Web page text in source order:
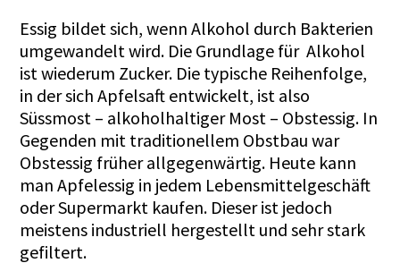
Essig bildet sich, wenn Alkohol durch Bakterien
umgewandelt wird. Die Grundlage für Alkohol
ist wiederum Zucker. Die typische Reihenfolge,
in der sich Apfelsaft entwickelt, ist also
Süssmost – alkoholhaltiger Most – Obstessig. In
Gegenden mit traditionellem Obstbau war
Obstessig früher allgegenwärtig. Heute kann
man Apfelessig in jedem Lebensmittelgeschäft
oder Supermarkt kaufen. Dieser ist jedoch
meistens industriell hergestellt und sehr stark
gefiltert.